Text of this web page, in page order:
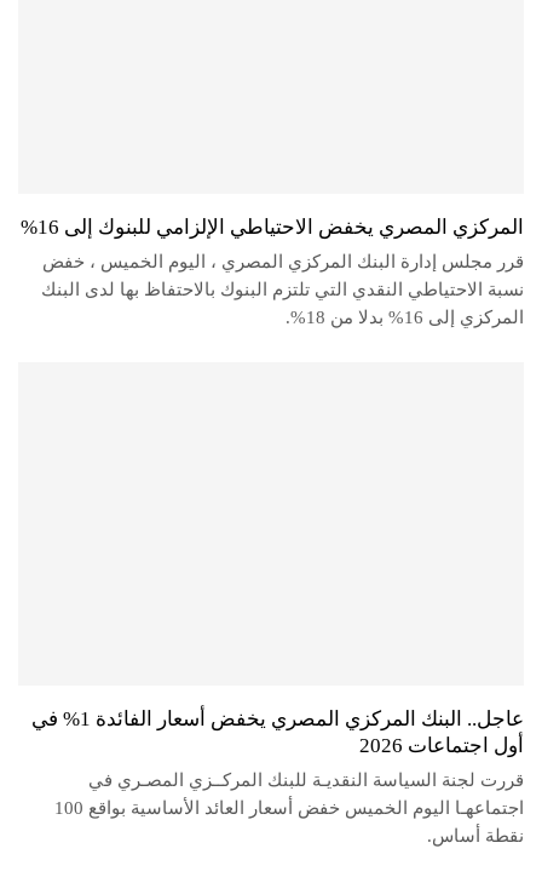
المركزي المصري يخفض الاحتياطي الإلزامي للبنوك إلى 16%
قرر مجلس إدارة البنك المركزي المصري ، اليوم الخميس ، خفض
نسبة الاحتياطي النقدي التي تلتزم البنوك بالاحتفاظ بها لدى البنك
المركزي إلى 16% بدلا من 18%.
عاجل.. البنك المركزي المصري يخفض أسعار الفائدة 1% في
أول اجتماعات 2026
قررت لجنة السياسة النقديـة للبنك المركــزي المصـري في
اجتماعهـا اليوم الخميس خفض أسعار العائد الأساسية بواقع 100
نقطة أساس.